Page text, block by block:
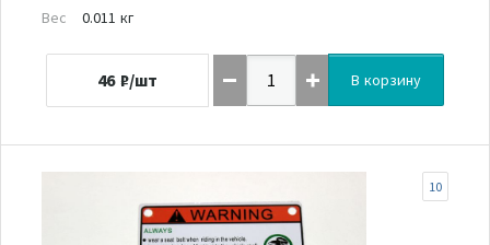
Вес
0.011 кг
46 ₽/шт В корзину
10